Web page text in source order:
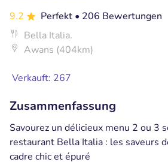
9.2 Perfekt • 206 Bewertungen
Bella Italia.
Awans (404km)
Verkauft: 267
Zusammenfassung
Savourez un délicieux menu 2 ou 3
restaurant Bella Italia : les saveurs
cadre chic et épuré